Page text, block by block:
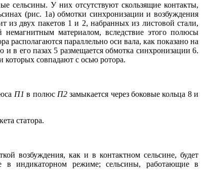
сельсины. У них отсутствуют скользящие контакты,
(рис. 1а) обмотки синхронизации и возбуждения
из двух пакетов 1 и 2, набранных из листовой стали,
материалом, вследствие этого полюсы
располагаются параллельно оси вала, как показано на
в его пазах 5 размещается обмотка синхронизации 6.
которых совпадают с осью ротора.
П1 в полюс П2замыкается через боковые кольца 8 и
статора.
возбуждения, как и в контактном сельсине, будет
в индикаторном режиме; сельсины, работающие в